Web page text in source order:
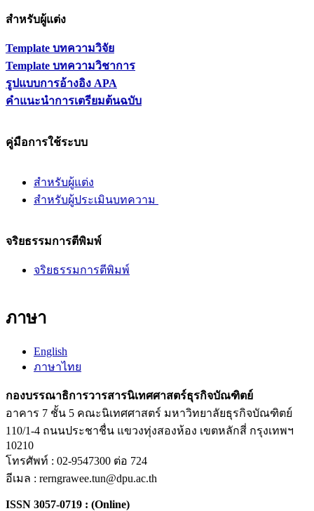
สำหรับผู้แต่ง
Template บทความวิจัย
Template บทความวิชาการ
รูปแบบการอ้างอิง APA
คำแนะนำการเตรียมต้นฉบับ
คู่มือการใช้ระบบ
สำหรับผู้แต่ง
สำหรับผู้ประเมินบทความ
จริยธรรมการตีพิมพ์
จริยธรรมการตีพิมพ์
ภาษา
English
ภาษาไทย
กองบรรณาธิการวารสารนิเทศศาสตร์ธุรกิจบัณฑิตย์
อาคาร 7 ชั้น 5 คณะนิเทศศาสตร์ มหาวิทยาลัยธุรกิจบัณฑิตย์
110/1-4 ถนนประชาชื่น แขวงทุ่งสองห้อง เขตหลักสี่ กรุงเทพฯ
10210
โทรศัพท์ : 02-9547300 ต่อ 724
อีเมล : rerngrawee.tun@dpu.ac.th
ISSN 3057-0719 : (Online)